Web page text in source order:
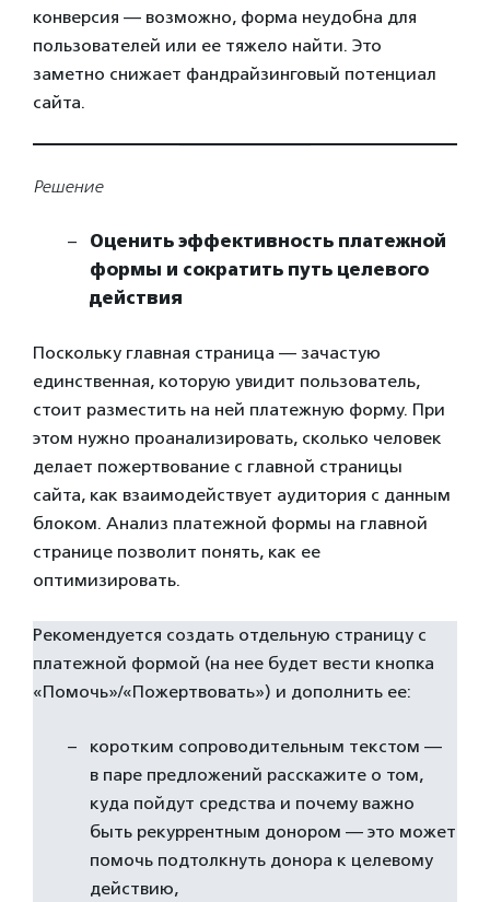
конверсия — возможно, форма неудобна для
пользователей или ее тяжело найти. Это
заметно снижает фандрайзинговый потенциал
сайта.
Решение
Оценить эффективность платежной
формы и сократить путь целевого
действия
Поскольку главная страница — зачастую
единственная, которую увидит пользователь,
стоит разместить на ней платежную форму. При
этом нужно проанализировать, сколько человек
делает пожертвование с главной страницы
сайта, как взаимодействует аудитория с данным
блоком. Анализ платежной формы на главной
странице позволит понять, как ее
оптимизировать.
Рекомендуется создать отдельную страницу с
платежной формой (на нее будет вести кнопка
«Помочь»/«Пожертвовать») и дополнить ее:
коротким сопроводительным текстом —
в паре предложений расскажите о том,
куда пойдут средства и почему важно
быть рекуррентным донором — это может
помочь подтолкнуть донора к целевому
действию,